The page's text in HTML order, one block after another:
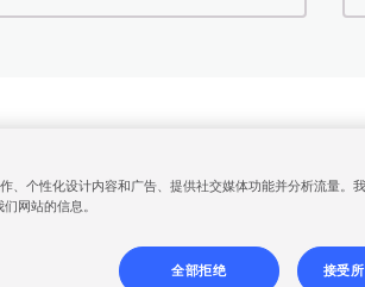
、个性化设计内容和广告、提供社交媒体功能并分析流量。
网站的信息。
全部拒绝 接受